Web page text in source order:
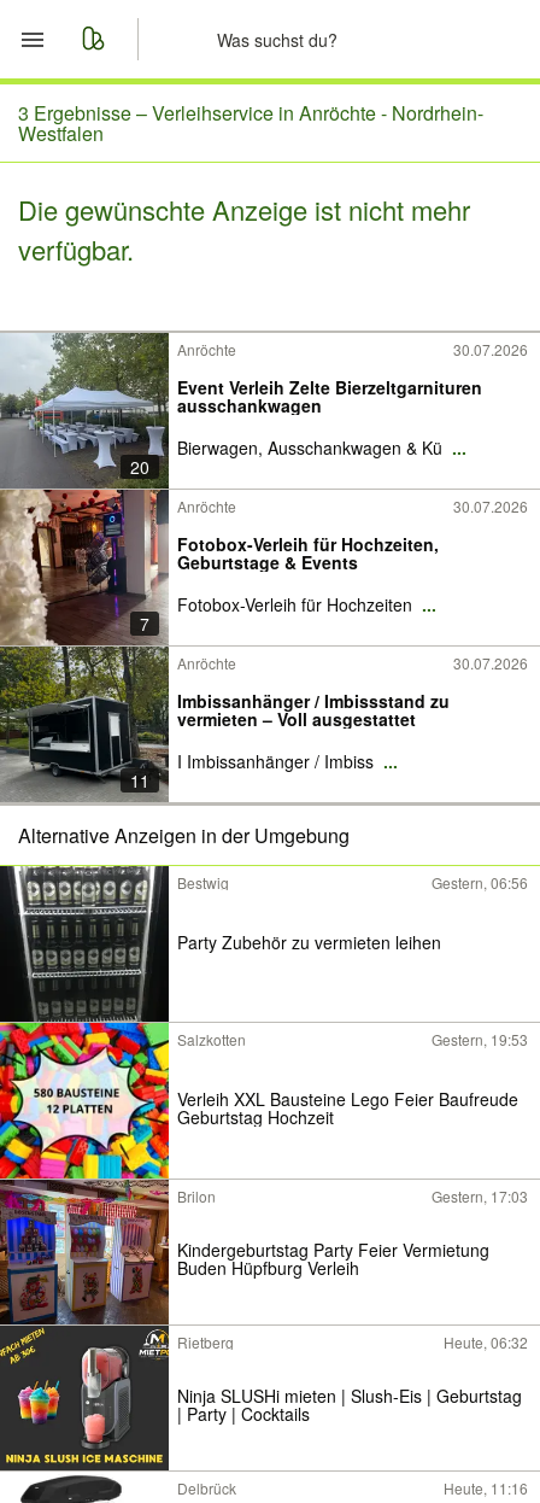
Start
Merkliste
Nachrichten
3 Ergebnisse –Verleihservice in Anröchte - Nordrhein-
Westfalen
Die gewünschte Anzeige ist nicht mehr
verfügbar.
20
Anröchte 30.07.2026
Event Verleih Zelte Bierzeltgarnituren
ausschankwagen
Bierwagen, Ausschankwagen & Kü ...
7
Anröchte 30.07.2026
Fotobox-Verleih für Hochzeiten,
Geburtstage & Events
Fotobox-Verleih für Hochzeiten ...
11
Anröchte 30.07.2026
Imbissanhänger / Imbissstand zu
vermieten – Voll ausgestattet
I Imbissanhänger / Imbiss ...
Alternative Anzeigen in der Umgebung
Bestwig Gestern, 06:56
Party Zubehör zu vermieten leihen
Salzkotten Gestern, 19:53
Verleih XXL Bausteine Lego Feier Baufreude
Geburtstag Hochzeit
Brilon Gestern, 17:03
Kindergeburtstag Party Feier Vermietung
Buden Hüpfburg Verleih
Rietberg Heute, 06:32
Ninja SLUSHi mieten | Slush-Eis | Geburtstag
| Party | Cocktails
Delbrück Heute, 11:16